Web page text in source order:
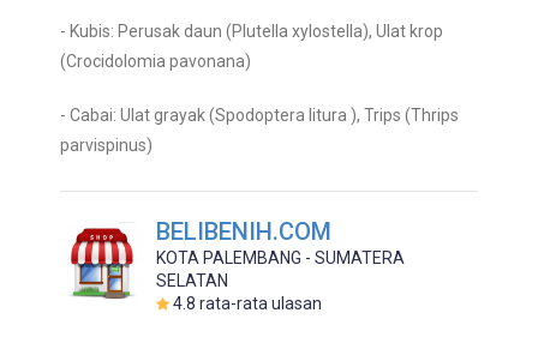
- Kubis: Perusak daun (Plutella xylostella), Ulat krop
(Crocidolomia pavonana)
- Cabai: Ulat grayak (Spodoptera litura ), Trips (Thrips
parvispinus)
BELIBENIH.COM
KOTA PALEMBANG - SUMATERA
SELATAN
4.8 rata-rata ulasan